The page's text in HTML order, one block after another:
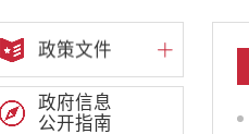
政策文件
政府信息
公开指南